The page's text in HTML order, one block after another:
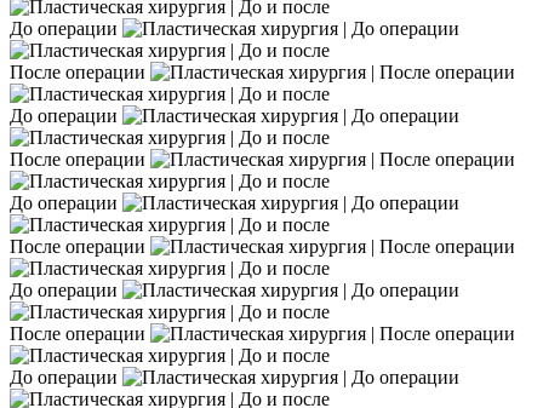
До операции
После операции
До операции
После операции
До операции
После операции
До операции
После операции
До операции